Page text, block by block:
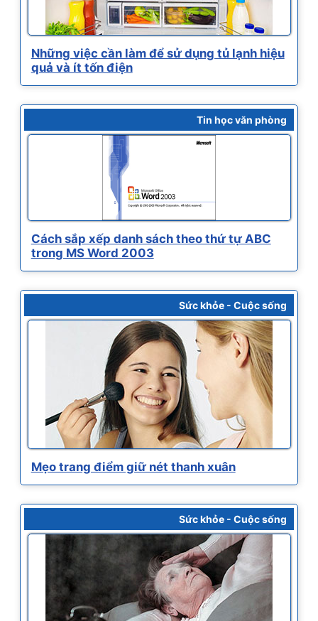
Những việc cần làm để sử dụng tủ lạnh hiệu
quả và ít tốn điện
Tin học văn phòng
Cách sắp xếp danh sách theo thứ tự ABC
trong MS Word 2003
Sức khỏe - Cuộc sống
Mẹo trang điểm giữ nét thanh xuân
Sức khỏe - Cuộc sống